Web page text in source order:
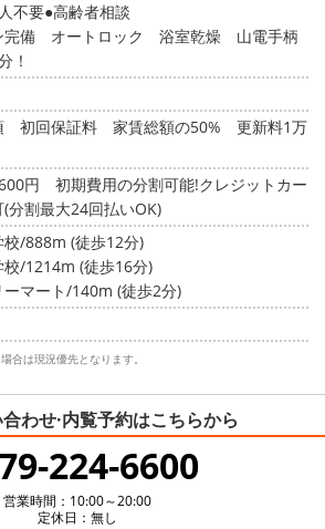
不要 高齢者相談
完備 オートロック 浴室乾燥 山電手柄
！
初回保証料 家賃総額の50% 更新料1万
円
初期費用の分割可能!クレジットカー
(分割最大24回払いOK)
校/888m (徒歩12分)
校/1214m (徒歩16分)
ーマート/140m (徒歩2分)
合は現況優先となります。
わせ·内覧予約はこちらから
224-6600
営業時間：10:00～20:00
定休日：無し